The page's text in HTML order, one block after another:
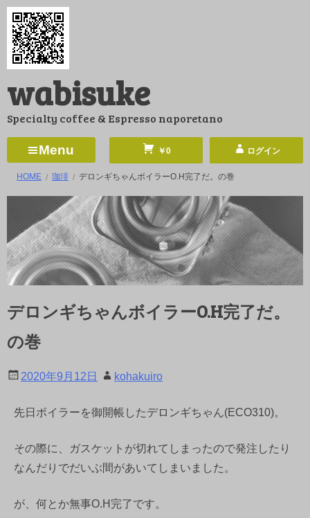
コ
ン
ツ
ス
ッ
wabisuke
Specialty coffee & Espresso naporetano
Menu ￥0 ログイン
HOME 珈琲 デロンギちゃんボイラーO.H完了だ。の巻
デロンギちゃんボイラーO.H完了だ。
の巻
2020年9月12日 kohakuiro
先日ボイラーを御開帳したデロンギちゃん(ECO310)。
その際に、ガスケットが切れてしまったので発注したり
なんだりでだいぶ間があいてしまいました。
が、何とか無事O.H完了です。